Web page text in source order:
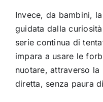
Invece, da bambini,
guidata dalla
serie continua di
impara a usare le
nuotare, attraverso la
diretta, senza paura